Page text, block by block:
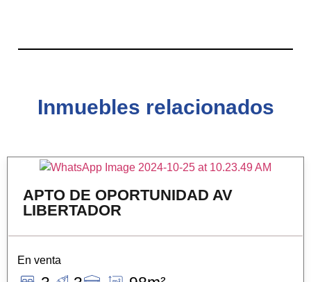
Inmuebles relacionados
APTO DE OPORTUNIDAD AV
LIBERTADOR
En venta